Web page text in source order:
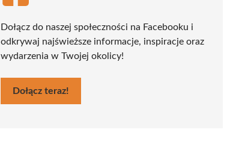
Dołącz do naszej społeczności na Facebooku i
odkrywaj najświeższe informacje, inspiracje oraz
wydarzenia w Twojej okolicy!
Dołącz teraz!